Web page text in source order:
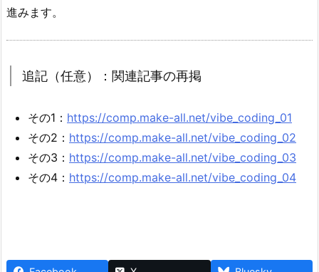
進みます。
追記（任意）：関連記事の再掲
その1： https://comp.make-all.net/vibe_coding_01
その2： https://comp.make-all.net/vibe_coding_02
その3： https://comp.make-all.net/vibe_coding_03
その4： https://comp.make-all.net/vibe_coding_04